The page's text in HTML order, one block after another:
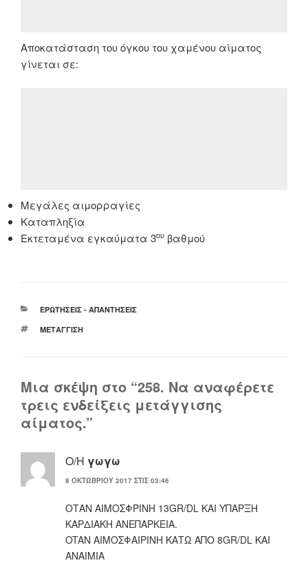
Αποκατάσταση του όγκου του χαμένου αίματος
γίνεται σε:
Μεγάλες αιμορραγίες
Καταπληξία
Εκτεταμένα εγκαύματα 3ου βαθμού
ΚΑΤΗΓΟΡΊΕΣ
ΕΡΩΤΉΣΕΙΣ - ΑΠΑΝΤΉΣΕΙΣ
ΕΤΙΚΈΤΕΣ
ΜΕΤΆΓΓΙΣΗ
Μια σκέψη στο “258. Να αναφέρετε
τρεις ενδείξεις μετάγγισης
αίματος.”
Ο/Η γωγω
8 ΟΚΤΩΒΡΊΟΥ 2017 ΣΤΙΣ 03:46
ΟΤΑΝ ΑΙΜΟΣΦΡΙΝΗ 13GR/DL ΚΑΙ ΥΠΑΡΞΗ
ΚΑΡΔΙΑΚΗ ΑΝΕΠΑΡΚΕΙΑ.
OTAN ΑΙΜΟΣΦΑΙΡΙΝΗ ΚΑΤΩ ΑΠΟ 8GR/DL ΚΑΙ
ΑΝΑΙΜΙΑ